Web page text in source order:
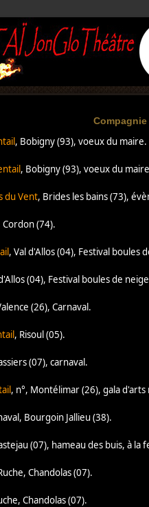
Compagnie
, Bobigny (93), voeux du maire.
, Bobigny (93), voeux du
du Vent, Brides les bains (73),
Cordon (74).
, Val d'Allos (04), Festival boules
(04), Festival boules de
(26), Carnaval.
, Risoul (05).
(07), carnaval.
, n°, Montélimar (26), gala
Bourgoin Jallieu (38).
(07), hameau des buis, à la
Chandolas (07).
Chandolas (07).